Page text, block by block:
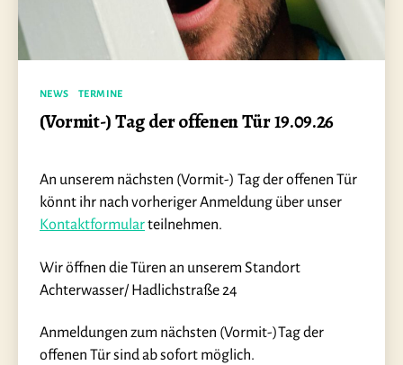
Kategorien
NEWS TERMINE
(Vormit-) Tag der offenen Tür 19.09.26
An unserem nächsten (Vormit-) Tag der offenen Tür
könnt ihr nach vorheriger Anmeldung über unser
Kontaktformularteilnehmen.
Wir öffnen die Türen an unserem Standort
Achterwasser/ Hadlichstraße 24
Anmeldungen zum nächsten (Vormit-)Tag der
offenen Tür sind ab sofort möglich.